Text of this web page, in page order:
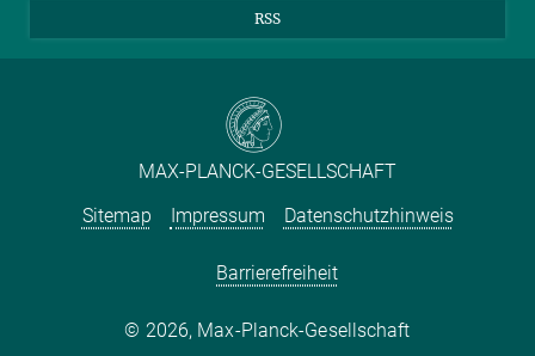
RSS
MAX-PLANCK-GESELLSCHAFT
Sitemap
Impressum Datenschutzhinweis
Barrierefreiheit
2026, Max-Planck-Gesellschaft